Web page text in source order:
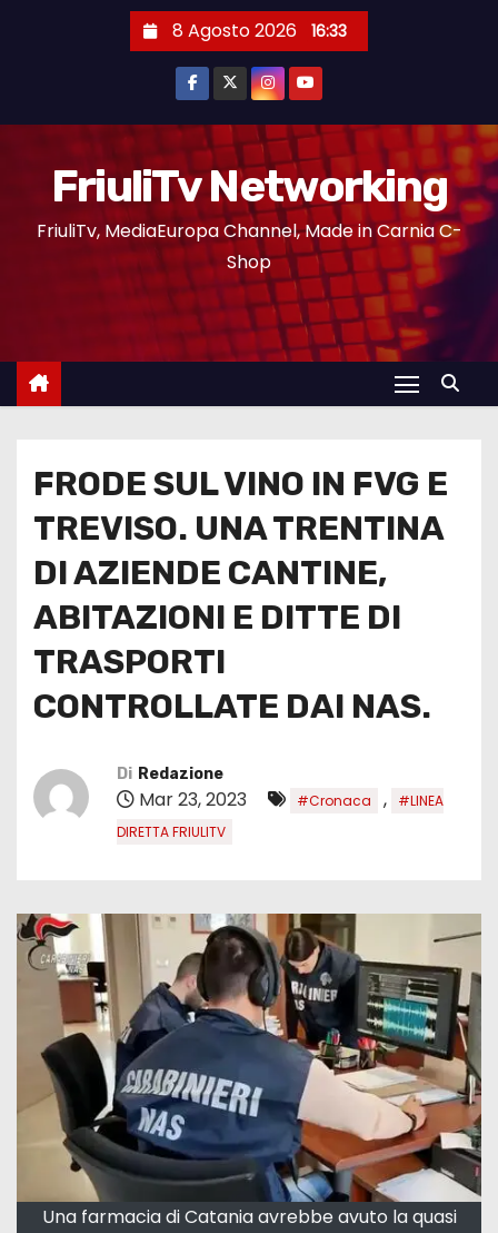
8 Agosto 2026 16:33
FriuliTv Networking
FriuliTv, MediaEuropa Channel, Made in Carnia C-
Shop
FRODE SUL VINO IN FVG E
TREVISO. UNA TRENTINA
DI AZIENDE CANTINE,
ABITAZIONI E DITTE DI
TRASPORTI
CONTROLLATE DAI NAS.
Di Redazione
Mar 23, 2023 #Cronaca ,
#LINEA
DIRETTA FRIULITV
Una farmacia di Catania avrebbe avuto la quasi